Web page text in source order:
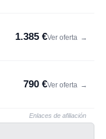
1.385 €Ver oferta →
790 €Ver oferta →
Enlaces de afiliación